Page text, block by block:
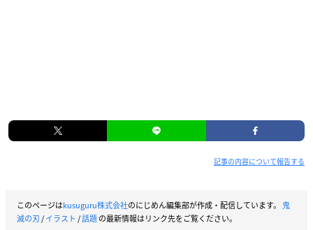
記事の内容について報告する
このページはkusuguru株式会社のにじめん編集部が作成・配信しています。 鬼
滅の刃/イラスト /話題の最新情報はリンク先をご覧ください。